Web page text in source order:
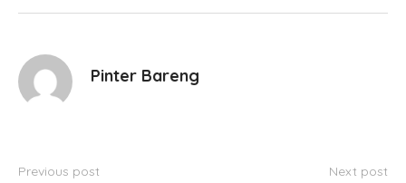
Pinter Bareng
Previous post Next post